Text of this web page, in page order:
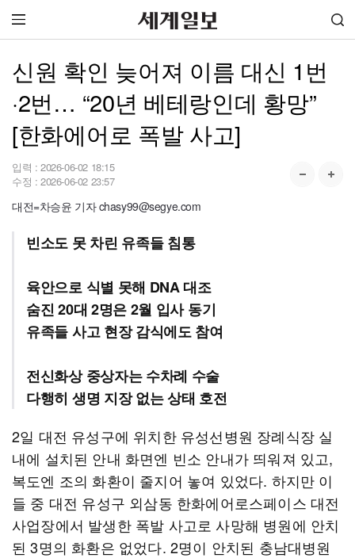
신원 확인 늦어져 이름 대신 1번
·2번… “20년 베테랑인데 황망”
[한화에어로 폭발 사고]
입력 : 2026-06-02 18:15
수정 : 2026-06-02 23:57
대전=차승윤 기자 chasy99@segye.com
빈소도 못 차린 유족들 침통
육안으로 식별 못해 DNA 대조
숨진 20대 2명은 2월 입사 동기
유족들 사고 현장 감식에도 참여
전신화상 중상자는 수차례 수술
다행히 생명 지장 없는 상태 호전
2일 대전 유성구에 위치한 유성선병원 장례식장 실
내에 설치된 안내 화면엔 빈소 안내가 띄워져 있고,
복도엔 조의 화환이 줄지어 놓여 있었다. 하지만 이
들 중 대전 유성구 외삼동 한화에어로스페이스 대전
사업장에서 발생한 폭발 사고로 사망해 병원에 안치
된 3명의 화환은 없었다. 2명이 안치된 충남대병원